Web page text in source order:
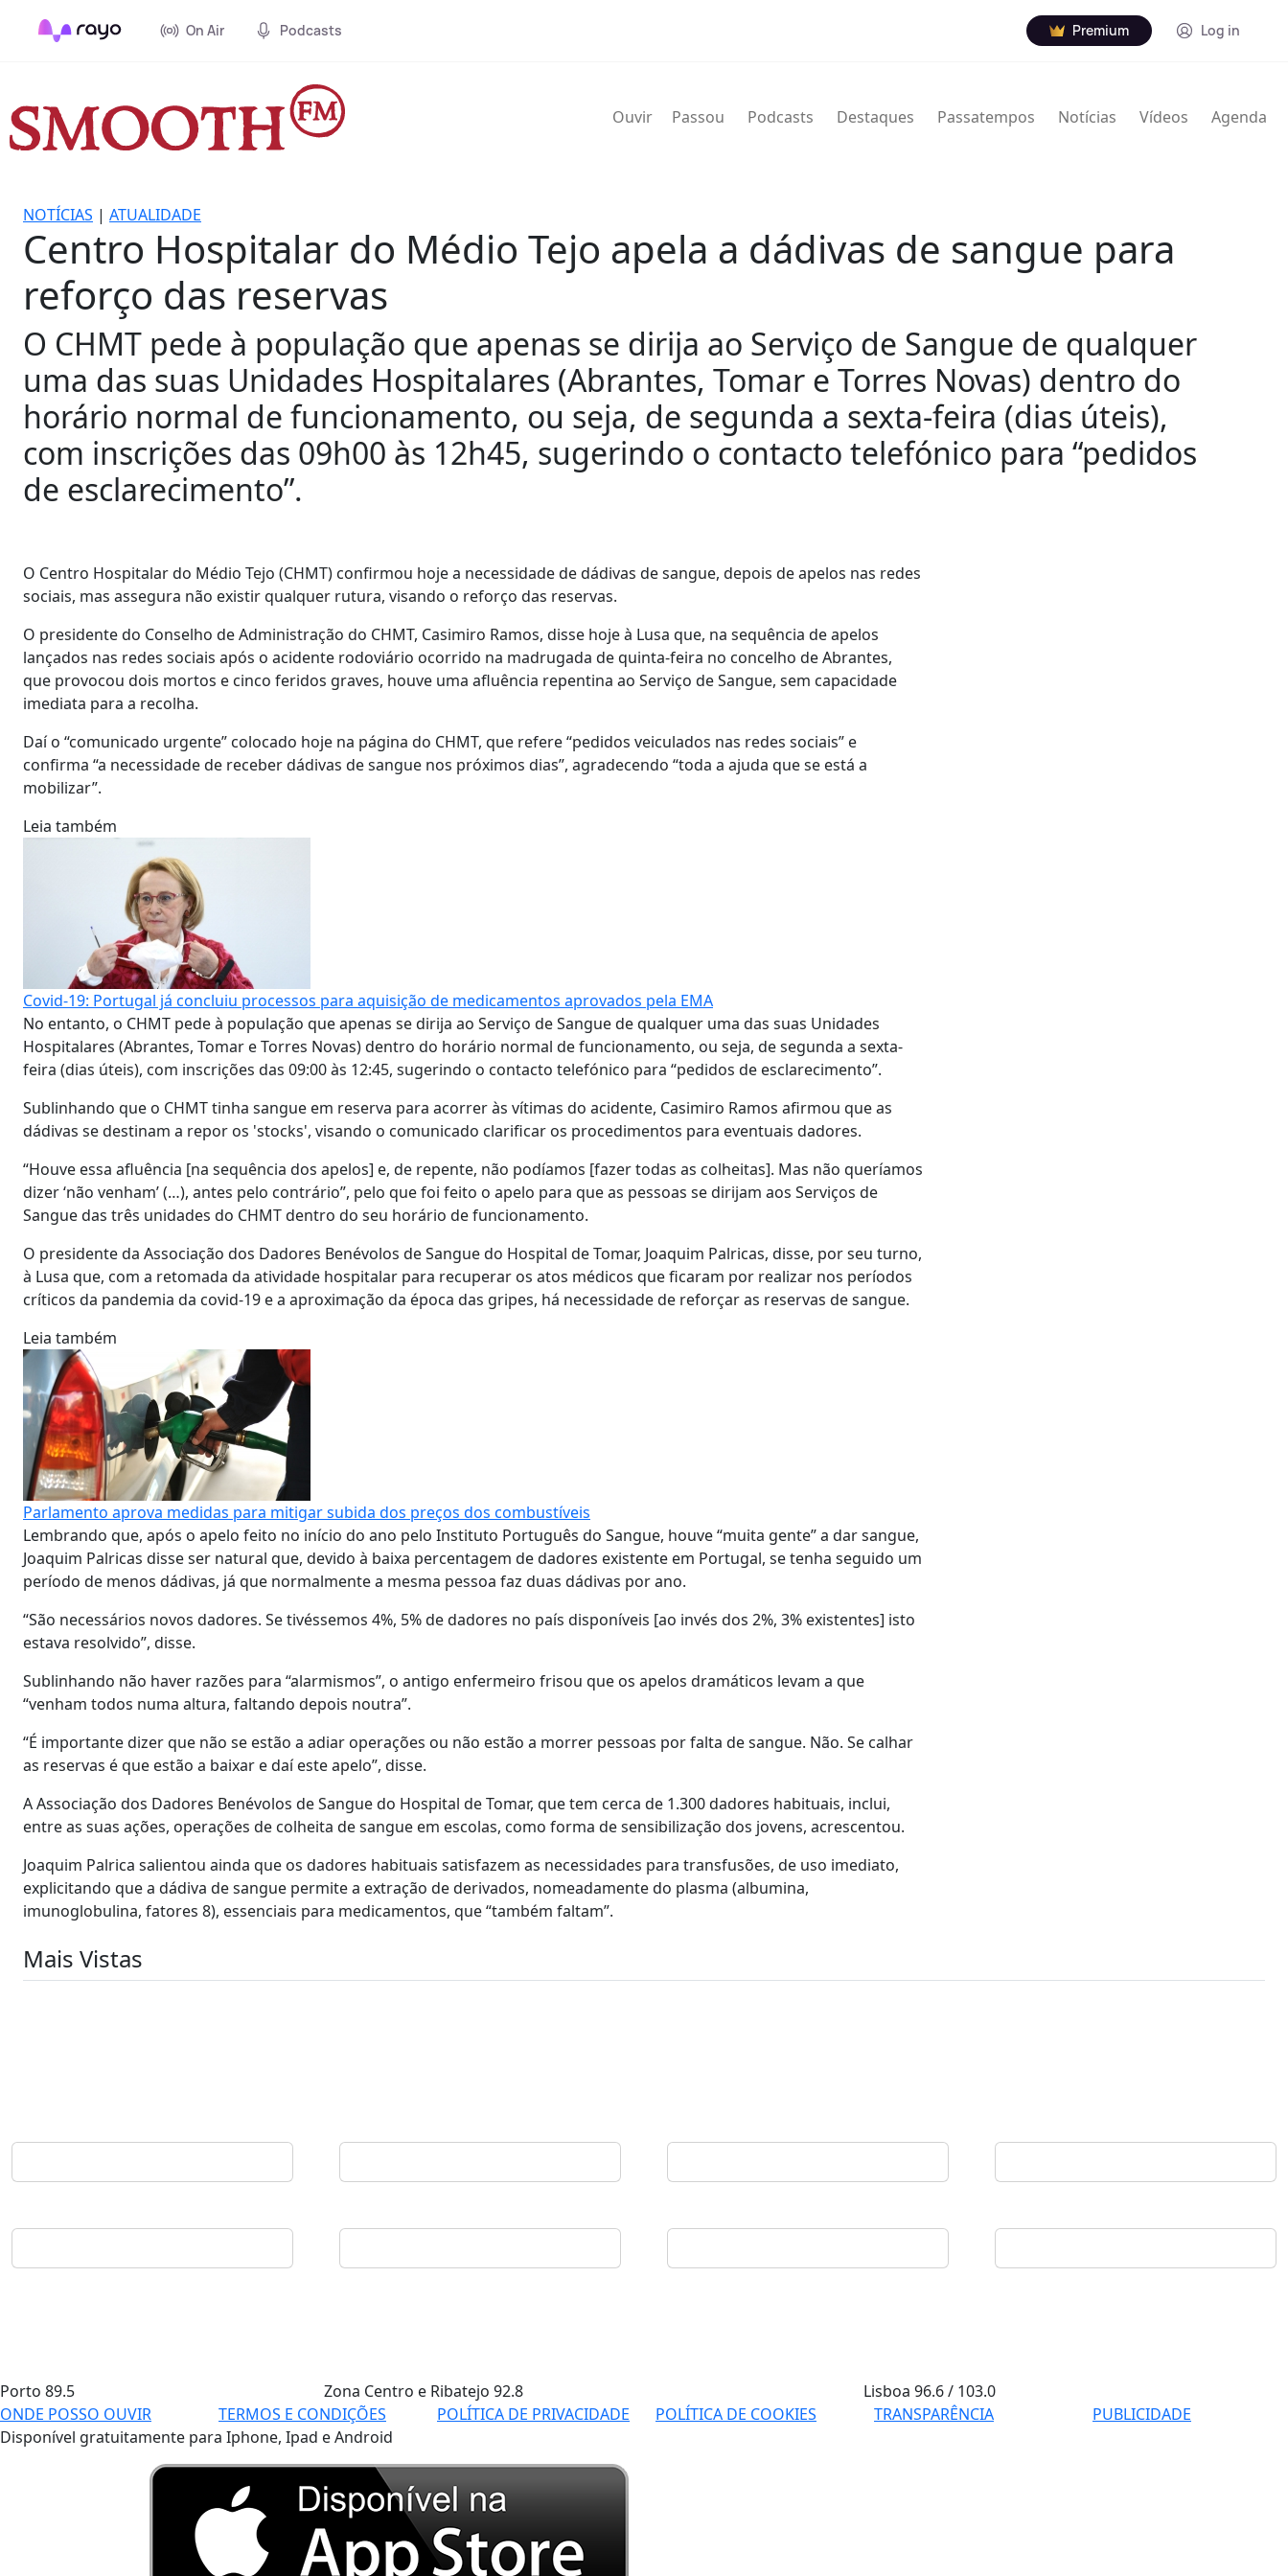
On Air Podcasts Premium Log in
Ouvir Passou Podcasts Destaques Passatempos Notícias Vídeos Agenda
NOTÍCIAS | ATUALIDADE
Centro Hospitalar do Médio Tejo apela a dádivas de sangue para
reforço das reservas
O CHMT pede à população que apenas se dirija ao Serviço de Sangue de qualquer
uma das suas Unidades Hospitalares (Abrantes, Tomar e Torres Novas) dentro do
horário normal de funcionamento, ou seja, de segunda a sexta-feira (dias úteis),
com inscrições das 09h00 às 12h45, sugerindo o contacto telefónico para “pedidos
de esclarecimento”.
O Centro Hospitalar do Médio Tejo (CHMT) confirmou hoje a necessidade de dádivas de sangue, depois de apelos nas redes
sociais, mas assegura não existir qualquer rutura, visando o reforço das reservas.
O presidente do Conselho de Administração do CHMT, Casimiro Ramos, disse hoje à Lusa que, na sequência de apelos
lançados nas redes sociais após o acidente rodoviário ocorrido na madrugada de quinta-feira no concelho de Abrantes,
que provocou dois mortos e cinco feridos graves, houve uma afluência repentina ao Serviço de Sangue, sem capacidade
imediata para a recolha.
Daí o “comunicado urgente” colocado hoje na página do CHMT, que refere “pedidos veiculados nas redes sociais” e
confirma “a necessidade de receber dádivas de sangue nos próximos dias”, agradecendo “toda a ajuda que se está a
mobilizar”.
Leia também
Covid-19: Portugal já concluiu processos para aquisição de medicamentos aprovados pela EMA
No entanto, o CHMT pede à população que apenas se dirija ao Serviço de Sangue de qualquer uma das suas Unidades
Hospitalares (Abrantes, Tomar e Torres Novas) dentro do horário normal de funcionamento, ou seja, de segunda a sexta-
feira (dias úteis), com inscrições das 09:00 às 12:45, sugerindo o contacto telefónico para “pedidos de esclarecimento”.
Sublinhando que o CHMT tinha sangue em reserva para acorrer às vítimas do acidente, Casimiro Ramos afirmou que as
dádivas se destinam a repor os 'stocks', visando o comunicado clarificar os procedimentos para eventuais dadores.
“Houve essa afluência [na sequência dos apelos] e, de repente, não podíamos [fazer todas as colheitas]. Mas não queríamos
dizer ‘não venham’ (…), antes pelo contrário”, pelo que foi feito o apelo para que as pessoas se dirijam aos Serviços de
Sangue das três unidades do CHMT dentro do seu horário de funcionamento.
O presidente da Associação dos Dadores Benévolos de Sangue do Hospital de Tomar, Joaquim Palricas, disse, por seu turno,
à Lusa que, com a retomada da atividade hospitalar para recuperar os atos médicos que ficaram por realizar nos períodos
críticos da pandemia da covid-19 e a aproximação da época das gripes, há necessidade de reforçar as reservas de sangue.
Leia também
Parlamento aprova medidas para mitigar subida dos preços dos combustíveis
Lembrando que, após o apelo feito no início do ano pelo Instituto Português do Sangue, houve “muita gente” a dar sangue,
Joaquim Palricas disse ser natural que, devido à baixa percentagem de dadores existente em Portugal, se tenha seguido um
período de menos dádivas, já que normalmente a mesma pessoa faz duas dádivas por ano.
“São necessários novos dadores. Se tivéssemos 4%, 5% de dadores no país disponíveis [ao invés dos 2%, 3% existentes] isto
estava resolvido”, disse.
Sublinhando não haver razões para “alarmismos”, o antigo enfermeiro frisou que os apelos dramáticos levam a que
“venham todos numa altura, faltando depois noutra”.
“É importante dizer que não se estão a adiar operações ou não estão a morrer pessoas por falta de sangue. Não. Se calhar
as reservas é que estão a baixar e daí este apelo”, disse.
A Associação dos Dadores Benévolos de Sangue do Hospital de Tomar, que tem cerca de 1.300 dadores habituais, inclui,
entre as suas ações, operações de colheita de sangue em escolas, como forma de sensibilização dos jovens, acrescentou.
Joaquim Palrica salientou ainda que os dadores habituais satisfazem as necessidades para transfusões, de uso imediato,
explicitando que a dádiva de sangue permite a extração de derivados, nomeadamente do plasma (albumina,
imunoglobulina, fatores 8), essenciais para medicamentos, que “também faltam”.
Mais Vistas
Porto 89.5 Zona Centro e Ribatejo 92.8 Lisboa96.6 / 103.0
ONDE POSSO OUVIR
TERMOS E CONDIÇÕES POLÍTICA DE PRIVACIDADE POLÍTICA DE COOKIES TRANSPARÊNCIA
PUBLICIDADE
Disponível gratuitamente para Iphone, Ipad e Android